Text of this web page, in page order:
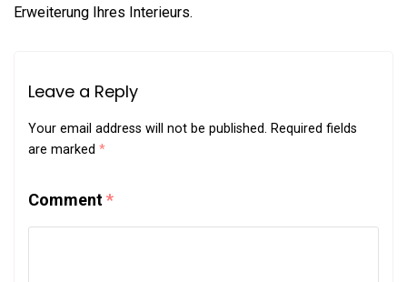
Erweiterung Ihres Interieurs.
Leave a Reply
Your email address will not be published. Required fields
are marked *
Comment*